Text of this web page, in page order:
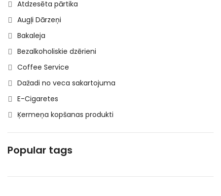
Atdzesēta pārtika
Augļi Dārzeņi
Bakaleja
Bezalkoholiskie dzērieni
Coffee Service
Dažadi no veca sakartojuma
E-Cigaretes
Ķermeņa kopšanas produkti
Kosmētika un higiēnas produkti
Mājsaimniecības preces
Piena , augu tauki un olas produkti
Popular tags